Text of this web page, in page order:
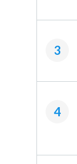
3
4